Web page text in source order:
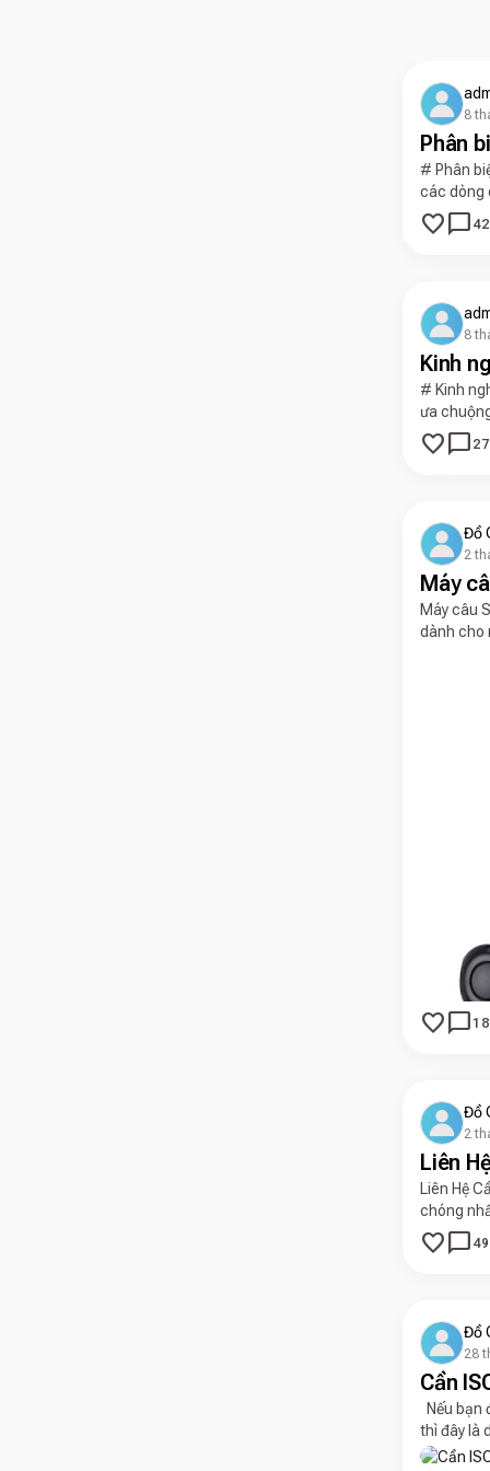
8
Phân
# Phân
các dòng
favoritechat_bubble 42
8
Kinh
# Kinh
ưa
favoritechat_bubble 27
Đồ
2
Máy
Máy câu
dành cho
favoritechat_bubble 18
Đồ
2
Liên
Liên Hệ
chóng
favoritechat_bubble 49
Đồ
28
Cần
Nếu bạn
thì đây là